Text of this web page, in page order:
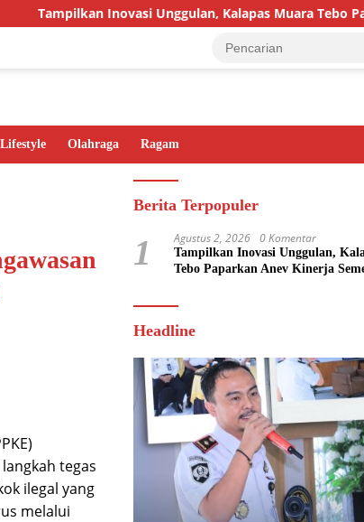
Inovasi Unggulan, Kalapas Muara Tebo
Lifestyle Olahraga Ragam
tegas
ilegal yang
melalui
Berita Terpopuler
1 Agustus 2, 2026 0 Komentar
Tampilkan Inovasi Unggulan,
Tebo Paparkan Anev Kinerja
Headline